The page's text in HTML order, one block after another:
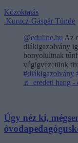
Közoktatás
Kurucz-Gáspár Tünde
@eduline.hu Az
diákigazolvány
bonyolultnak
végigvezetünk
#diákigazolvány
♬ eredeti hang -
Úgy néz ki,